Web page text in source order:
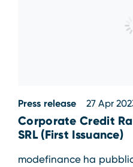
Press release 27 Apr
Corporate Credit
SRL (First Issuance)
modefinance ha